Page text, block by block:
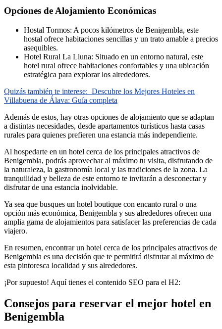
Opciones de Alojamiento Económicas
Hostal Tormos: A pocos kilómetros de Benigembla, este
hostal ofrece habitaciones sencillas y un trato amable a precios
asequibles.
Hotel Rural La Lluna: Situado en un entorno natural, este
hotel rural ofrece habitaciones confortables y una ubicación
estratégica para explorar los alrededores.
Quizás también te interese: Descubre los Mejores Hoteles en
Villabuena de Álava: Guía completa
Además de estos, hay otras opciones de alojamiento que se adaptan
a distintas necesidades, desde apartamentos turísticos hasta casas
rurales para quienes prefieren una estancia más independiente.
Al hospedarte en un hotel cerca de los principales atractivos de
Benigembla, podrás aprovechar al máximo tu visita, disfrutando de
la naturaleza, la gastronomía local y las tradiciones de la zona. La
tranquilidad y belleza de este entorno te invitarán a desconectar y
disfrutar de una estancia inolvidable.
Ya sea que busques un hotel boutique con encanto rural o una
opción más económica, Benigembla y sus alrededores ofrecen una
amplia gama de alojamientos para satisfacer las preferencias de cada
viajero.
En resumen, encontrar un hotel cerca de los principales atractivos de
Benigembla es una decisión que te permitirá disfrutar al máximo de
esta pintoresca localidad y sus alrededores.
¡Por supuesto! Aquí tienes el contenido SEO para el H2:
Consejos para reservar el mejor hotel en
Benigembla